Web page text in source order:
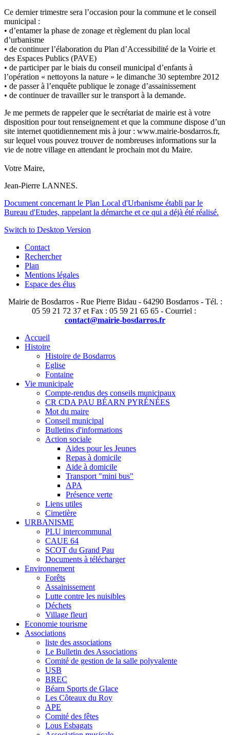
Ce dernier trimestre sera l’occasion pour la commune et le conseil
municipal :
• d’entamer la phase de zonage et règlement du plan local
d’urbanisme
• de continuer l’élaboration du Plan d’Accessibilité de la Voirie et
des Espaces Publics (PAVE)
• de participer par le biais du conseil municipal d’enfants à
l’opération « nettoyons la nature » le dimanche 30 septembre 2012
• de passer à l’enquête publique le zonage d’assainissement
• de continuer de travailler sur le transport à la demande.
Je me permets de rappeler que le secrétariat de mairie est à votre
disposition pour tout renseignement et que la commune dispose d’un
site internet quotidiennement mis à jour : www.mairie-bosdarros.fr,
sur lequel vous pouvez trouver de nombreuses informations sur la
vie de notre village en attendant le prochain mot du Maire.
Votre Maire,
Jean-Pierre LANNES.
Document concernant le Plan Local d'Urbanisme établi par le
Bureau d'Etudes, rappelant la démarche et ce qui a déjà été réalisé.
Switch to Desktop Version
Contact
Rechercher
Plan
Mentions légales
Espace des élus
Mairie de Bosdarros - Rue Pierre Bidau - 64290 Bosdarros - Tél. :
05 59 21 72 37 et Fax : 05 59 21 65 65 - Courriel :
contact@mairie-bosdarros.fr
Accueil
Histoire
Histoire de Bosdarros
Eglise
Fontaine
Vie municipale
Compte-rendus des conseils municipaux
CR CDA PAU BÉARN PYRÉNÉES
Mot du maire
Conseil municipal
Bulletins d'informations
Action sociale
Aides pour les Jeunes
Repas à domicile
Aide à domicile
Transport "mini bus"
APA
Présence verte
Liens utiles
Cimetière
URBANISME
PLU intercommunal
CAUE 64
SCOT du Grand Pau
Documents à télécharger
Environnement
Forêts
Assainissement
Lutte contre les nuisibles
Déchets
Village fleuri
Economie tourisme
Associations
liste des associations
Le Bulletin des Associations
Comité de gestion de la salle polyvalente
USB
BREC
Béarn Sports de Glace
Les Côteaux du Roy
APE
Comité des fêtes
Lous Esbagats